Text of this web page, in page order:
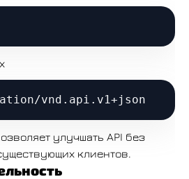
улучшать API без
клиентов.